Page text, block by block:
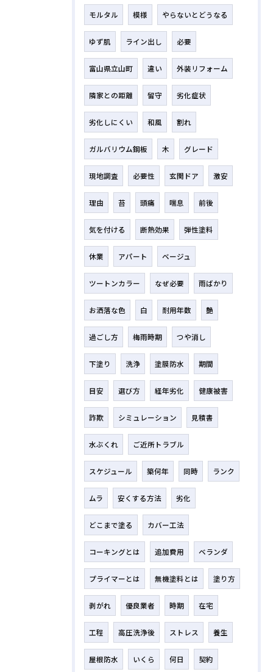
モルタル 模様 やらないとどうなる
ゆず肌 ライン出し 必要
富山県立山町 違い 外装リフォーム
隣家との距離 留守 劣化症状
劣化しにくい 和風 割れ
ガルバリウム鋼板 木 グレード
現地調査 必要性 玄関ドア 激安
理由 苔 頭痛 喘息 前後
気を付ける 断熱効果 弾性塗料
休業 アパート ベージュ
ツートンカラー なぜ必要 雨ばかり
お洒落な色 白 耐用年数 艶
過ごし方 梅雨時期 つや消し
下塗り 洗浄 塗膜防水 期間
目安 選び方 経年劣化 健康被害
詐欺 シミュレーション 見積書
水ぶくれ ご近所トラブル
スケジュール 築何年 同時 ランク
ムラ 安くする方法 劣化
どこまで塗る カバー工法
コーキングとは 追加費用 ベランダ
プライマーとは 無機塗料とは 塗り方
剥がれ 優良業者 時期 在宅
工程 高圧洗浄後 ストレス 養生
屋根防水 いくら 何日 契約